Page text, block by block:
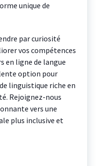
unique de
par curiosité
vos compétences
en ligne de langue
option pour
linguistique riche en
Rejoignez-nous
vers une
plus inclusive et